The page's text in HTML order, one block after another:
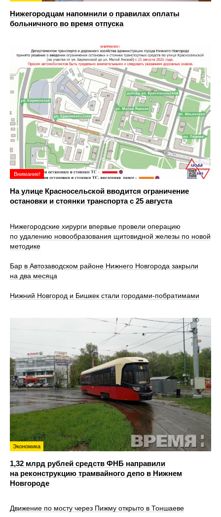
Нижегородцам напомнили о правилах оплаты
больничного во время отпуска
Внимание!
На улице Красносельской вводится ограничение
остановки и стоянки транспорта с 25 августа
Нижегородские хирурги впервые провели операцию
по удалению новообразования щитовидной железы по новой
методике
Бар в Автозаводском районе Нижнего Новгорода закрыли
на два месяца
Нижний Новгород и Бишкек стали городами-побратимами
Экономика
1,32 млрд рублей средств ФНБ направили
на реконструкцию трамвайного депо в Нижнем
Новгороде
Движение по мосту через Пижму открыто в Тоншаеве